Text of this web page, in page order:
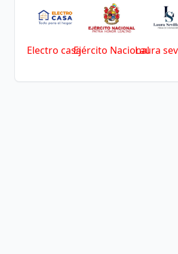
Electro casaEjército Nacional
Laura